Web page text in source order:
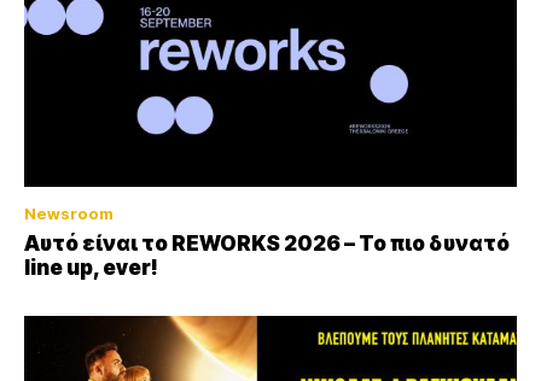
Newsroom
Αυτό είναι το REWORKS 2026 – Το πιο δυνατό
line up, ever!